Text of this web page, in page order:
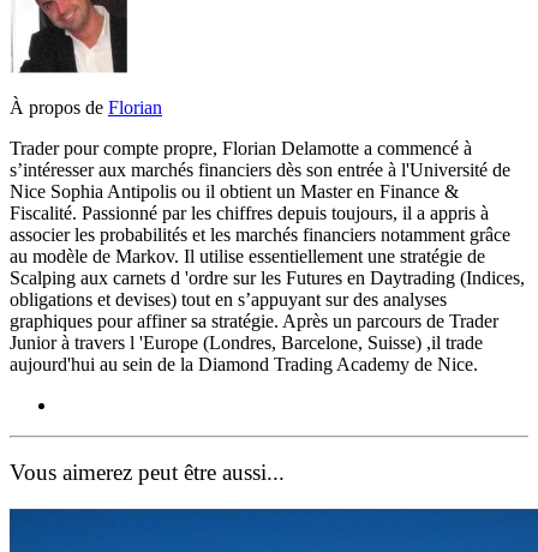
À propos de Florian
Trader pour compte propre, Florian Delamotte a commencé à
s’intéresser aux marchés financiers dès son entrée à l'Université de
Nice Sophia Antipolis ou il obtient un Master en Finance &
Fiscalité. Passionné par les chiffres depuis toujours, il a appris à
associer les probabilités et les marchés financiers notamment grâce
au modèle de Markov. Il utilise essentiellement une stratégie de
Scalping aux carnets d 'ordre sur les Futures en Daytrading (Indices,
obligations et devises) tout en s’appuyant sur des analyses
graphiques pour affiner sa stratégie. Après un parcours de Trader
Junior à travers l 'Europe (Londres, Barcelone, Suisse) ,il trade
aujourd'hui au sein de la Diamond Trading Academy de Nice.
Vous aimerez peut être aussi...